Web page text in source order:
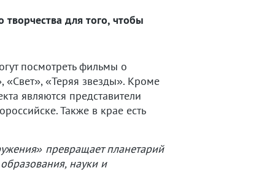
для того, чтобы
посмотреть фильмы о
«Свет», «Теряя звезды». Кроме
являются представители
Также в крае есть
превращает планетарий
науки и